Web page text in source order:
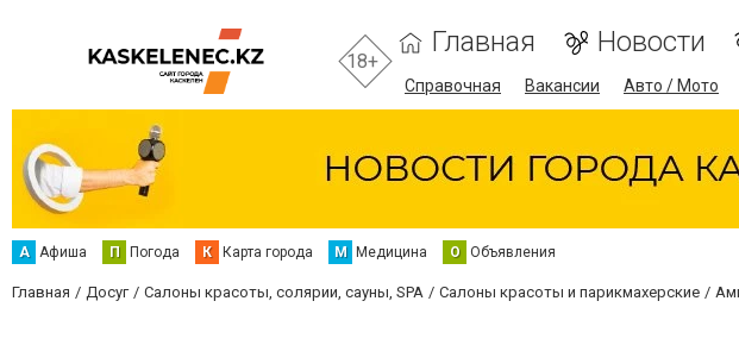
18+
Главная Новости
Справочная Вакансии Авто / Мото
А Афиша П Погода К Карта города М Медицина О Объявления
Главная Досуг Салоны красоты, солярии, сауны, SPA Салоны красоты и парикмахерские